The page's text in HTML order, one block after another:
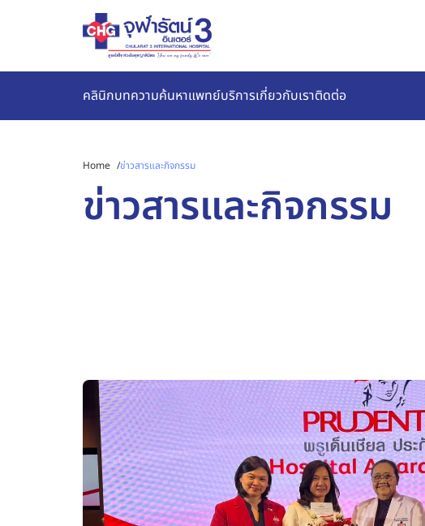
คลินิกบทความค้นหาแพทย์บริการเกี่ยวกับเราติดต่อ
Home /ข่าวสารและกิจกรรม
ข่าวสารและกิจกรรม